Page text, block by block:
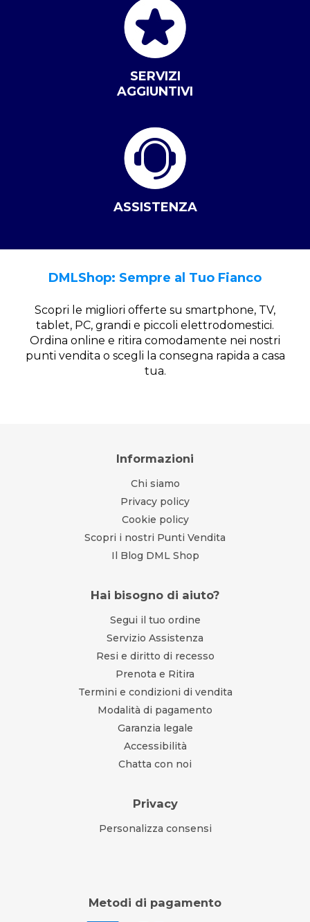
SERVIZI
AGGIUNTIVI
ASSISTENZA
DMLShop: Sempre al Tuo Fianco
Scopri le migliori offerte su smartphone, TV,
tablet, PC, grandi e piccoli elettrodomestici.
Ordina online e ritira comodamente nei nostri
punti vendita o scegli la consegna rapida a casa
tua.
Informazioni
Chi siamo
Privacy policy
Cookie policy
Scopri i nostri Punti Vendita
Il Blog DML Shop
Hai bisogno di aiuto?
Segui il tuo ordine
Servizio Assistenza
Resi e diritto di recesso
Prenota e Ritira
Termini e condizioni di vendita
Modalità di pagamento
Garanzia legale
Accessibilità
Chatta con noi
Privacy
Personalizza consensi
Metodi di pagamento